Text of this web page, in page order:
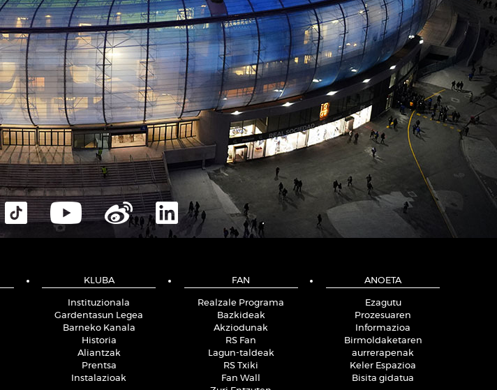
KLUBA
Instituzionala
Gardentasun Legea
Barneko Kanala
Historia
Aliantzak
Prentsa
Instalazioak
FAN
Realzale Programa
Bazkideak
Akziodunak
RS Fan
Lagun-taldeak
RS Txiki
Fan Wall
ANOETA
Ezagutu
Prozesuaren
Informazioa
Birmoldaketaren
aurrerapenak
Keler Espazioa
Bisita gidatua